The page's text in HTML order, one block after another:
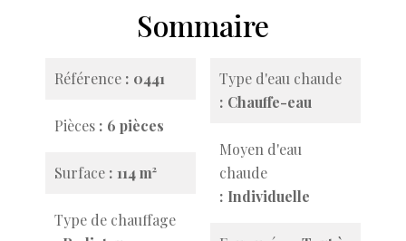
Sommaire
Référence 0441
Pièces 6 pièces
Surface 114 m²
Type de chauffage
Type d'eau chaude
Chauffe-eau
Moyen d'eau
chaude
Individuelle